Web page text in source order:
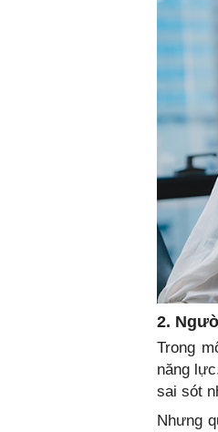
2.
Trong
năng
sai sót
Nhưng